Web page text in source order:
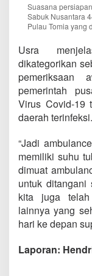
Suasana
Sabuk Nusantara
Pulau Tomia yang
Usra
dikategorikan
pemeriksaan
pemerintah
Virus Covid-19
daerah terinfeksi.
“Jadi
memiliki suhu
dimuat
untuk
kita juga telah
lainnya yang
hari ke depan
Laporan: